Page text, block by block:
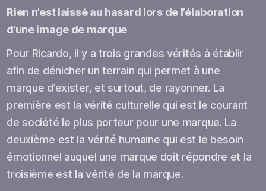
Rien n’est laissé au hasard lors de l’élaboration
d’une image de marque
Pour Ricardo, il y a trois grandes vérités à établir
afin de dénicher un terrain qui permet à une
marque d’exister, et surtout, de rayonner. La
première est la vérité culturelle qui est le courant
de société le plus porteur pour une marque. La
deuxième est la vérité humaine qui est le besoin
émotionnel auquel une marque doit répondre et la
troisième est la vérité de la marque.